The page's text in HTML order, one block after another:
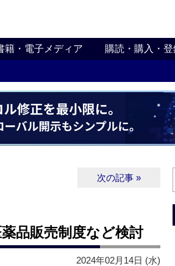
籍・電子メディア 購読・購入・登
次の記事 »
品販売制度など検討
2024年02月14日 (水)